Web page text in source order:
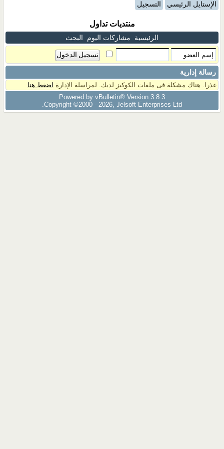
الإستايل الرئيسي التسجيل
منتديات تداول
الرئيسية مشاركات اليوم البحث
رسالة إدارية
عذرا. هناك مشكلة فى ملفات الكوكيز لديك. لمراسلة الإدارة اضغط هنا
Powered by vBulletin® Version 3.8.3
Copyright ©2000 - 2026, Jelsoft Enterprises Ltd.